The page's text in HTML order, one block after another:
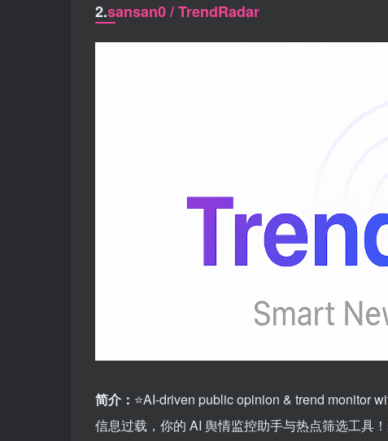
2.sansan0 / TrendRadar
简介： ⭐AI-driven public opinion & trend monitor
信息过载，你的 AI 舆情监控助手与热点筛选工具